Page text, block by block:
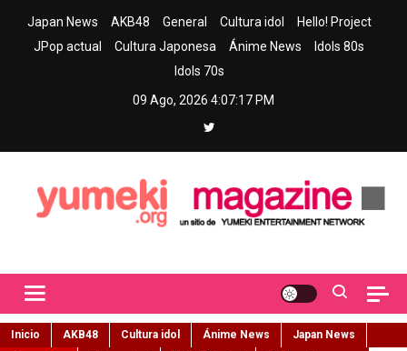
Japan News AKB48 General Cultura idol
Hello! Project
JPop actual
Cultura Japonesa Ánime News
Idols 80s
Idols 70s
09 Ago, 2026 4:07:19 PM
Inicio AKB48 Cultura idol Ánime News
Japan News